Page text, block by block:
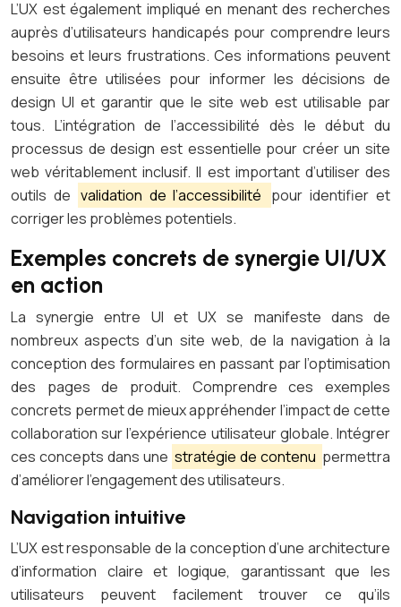
L’UX est également impliqué en menant des recherches
auprès d’utilisateurs handicapés pour comprendre leurs
besoins et leurs frustrations. Ces informations peuvent
ensuite être utilisées pour informer les décisions de
design UI et garantir que le site web est utilisable par
tous. L’intégration de l’accessibilité dès le début du
processus de design est essentielle pour créer un site
web véritablement inclusif. Il est important d’utiliser des
outils de validation de l’accessibilité pour identifier et
corriger les problèmes potentiels.
Exemples concrets de synergie UI/UX
en action
La synergie entre UI et UX se manifeste dans de
nombreux aspects d’un site web, de la navigation à la
conception des formulaires en passant par l’optimisation
des pages de produit. Comprendre ces exemples
concrets permet de mieux appréhender l’impact de cette
collaboration sur l’expérience utilisateur globale. Intégrer
ces concepts dans une stratégie de contenu permettra
d’améliorer l’engagement des utilisateurs.
Navigation intuitive
L’UX est responsable de la conception d’une architecture
d’information claire et logique, garantissant que les
utilisateurs peuvent facilement trouver ce qu’ils